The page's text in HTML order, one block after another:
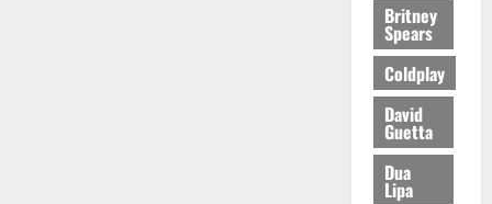
Britney
Spears
Coldplay
David
Guetta
Dua
Lipa